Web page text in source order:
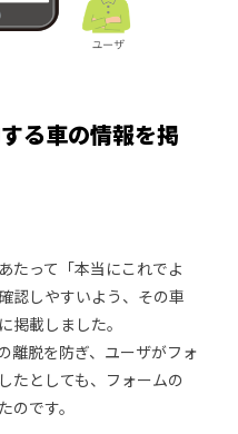
る車の情報を掲
たって「本当にこれでよ
認しやすいよう、その車
掲載しました。
離脱を防ぎ、ユーザがフォ
たとしても、フォームの
のです。